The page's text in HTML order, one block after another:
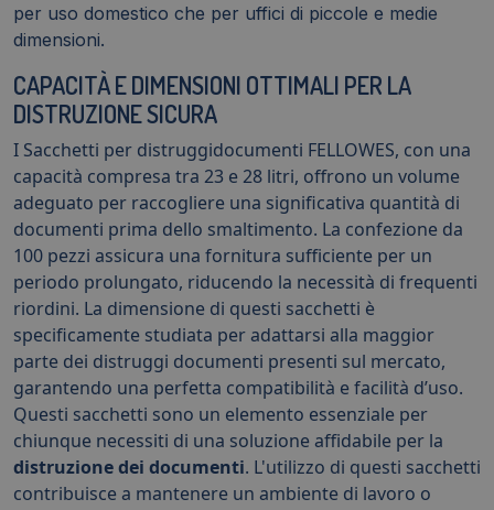
per uso domestico che per uffici di piccole e medie
dimensioni.
CAPACITÀ E DIMENSIONI OTTIMALI PER LA
DISTRUZIONE SICURA
I Sacchetti per distruggidocumenti FELLOWES, con una
capacità compresa tra 23 e 28 litri, offrono un volume
adeguato per raccogliere una significativa quantità di
documenti prima dello smaltimento. La confezione da
100 pezzi assicura una fornitura sufficiente per un
periodo prolungato, riducendo la necessità di frequenti
riordini. La dimensione di questi sacchetti è
specificamente studiata per adattarsi alla maggior
parte dei distruggi documenti presenti sul mercato,
garantendo una perfetta compatibilità e facilità d’uso.
Questi sacchetti sono un elemento essenziale per
chiunque necessiti di una soluzione affidabile per la
distruzione dei documenti. L'utilizzo di questi sacchetti
contribuisce a mantenere un ambiente di lavoro o